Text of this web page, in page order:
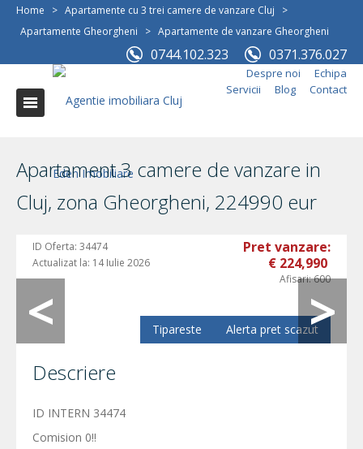
Home > Apartamente cu 3 trei camere de vanzare Cluj
>
Apartamente Gheorgheni
> Apartamente de vanzare Gheorgheni
0744.102.323 0371.376.027
Despre noi
Echipa
Servicii
Blog Contact
Apartament 3 camere de vanzare in
Cluj, zona Gheorgheni, 224990 eur
ID Oferta: 34474
Actualizat la: 14 Iulie 2026
Pret vanzare:
€ 224,990
Afisari:600
Alerta pret scazut
Tipareste
Descriere
ID INTERN 34474
Comision 0!!